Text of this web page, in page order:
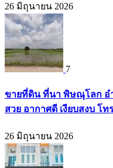
26 มิถุนายน 2026
7
ขายที่ดิน ที่นา พิษณุโลก อำ
สวย อากาศดี เงียบสงบ โทร
26 มิถุนายน 2026